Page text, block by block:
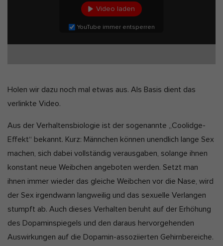
Video laden
YouTube immer entsperren
Holen wir dazu noch mal etwas aus. Als Basis dient das
verlinkte Video.
Aus der Verhaltensbiologie ist der sogenannte „Coolidge-
Effekt“ bekannt. Kurz: Männchen können unendlich lange Sex
machen, sich dabei vollständig verausgaben, solange ihnen
konstant neue Weibchen angeboten werden. Setzt man
ihnen immer wieder das gleiche Weibchen vor die Nase, wird
der Sex irgendwann langweilig und das sexuelle Verlangen
stumpft ab. Auch dieses Verhalten beruht auf der Erhöhung
des Dopaminspiegels und den daraus hervorgehenden
Auswirkungen auf die Dopamin-assoziierten Gehirnbereiche.